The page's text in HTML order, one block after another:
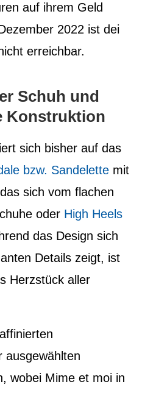
auf ihrem Geld
2022 ist dei
erreichbar.
Schuh und
Konstruktion
sich bisher auf das
bzw. Sandelette mit
sich vom flachen
oder High Heels
das Design sich
Details zeigt, ist
Herzstück aller
ausgewählten
wobei Mime et moi in